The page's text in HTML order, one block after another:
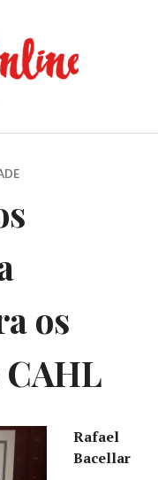
os
Rafael
Bacellar